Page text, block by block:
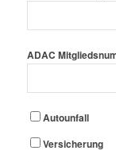
ADAC
Autounfall
Versicherung